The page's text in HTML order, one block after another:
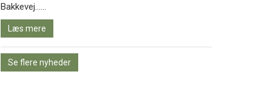
Bakkevej……
mere
Læs mere
Se flere nyheder